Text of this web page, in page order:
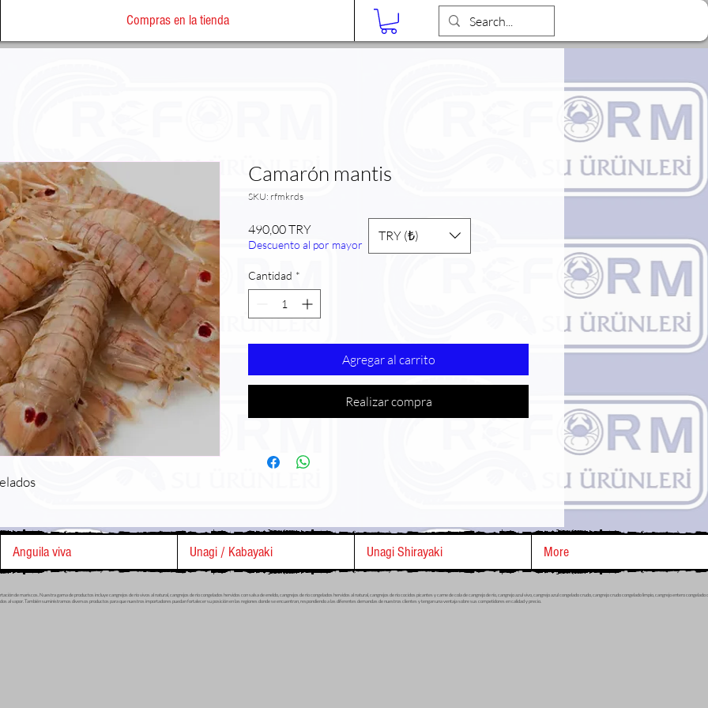
Compras en la tienda
Camarón mantis
SKU: rfmkrds
490,00 TRYPrecio
Descuento al por mayor
Cantidad *
Agregar al carrito
Realizar compra
TRY (₺)
Anguila viva Unagi / Kabayaki Unagi Shirayaki More
mariscos. Nuestra gama de productos incluye cangrejos de río vivos al natural, cangrejos de río congelados hervidos con salsa de eneldo, cangrejos de río congelados hervidos al natural, cangrejos de río cocidos picantes y carne de cola de cangrejo de río, cangrejo azul vivo, cangrejo azul congelado crudo, cangrejo crudo congelado limpio, cangrejo entero congelado
vapor. También suministramos diversos productos para que nuestros importadores puedan fortalecer su posición en las regiones donde se encuentran, respondiendo a las diferentes demandas de nuestros clientes y tengan una ventaja sobre sus competidores en calidad y precio.